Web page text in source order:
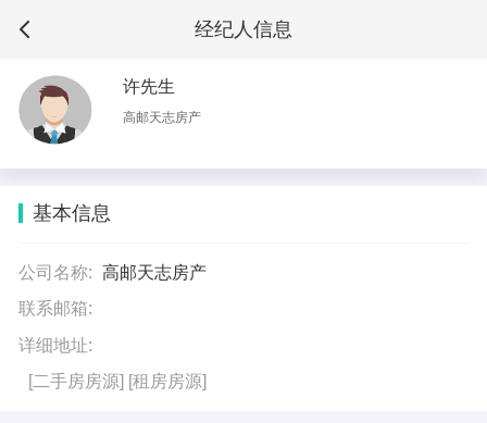
经纪人信息
许先生
高邮天志房产
基本信息
公司名称: 高邮天志房产
联系邮箱:
详细地址:
[二手房房源] [租房房源]